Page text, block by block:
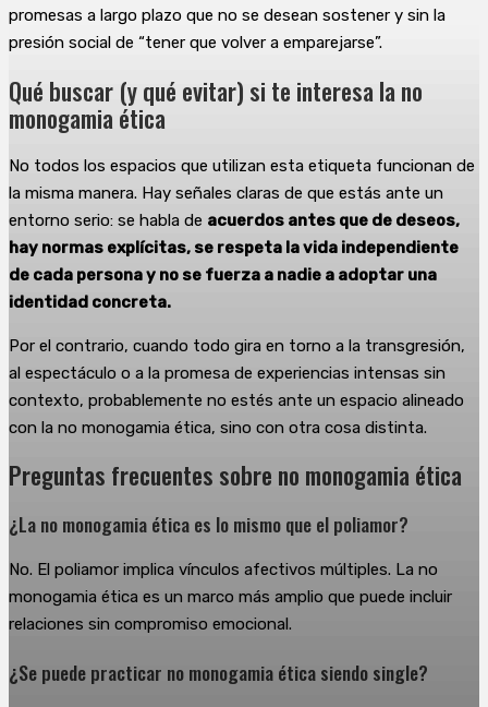
promesas a largo plazo que no se desean sostener y sin la
presión social de “tener que volver a emparejarse”.
Qué buscar (y qué evitar) si te interesa la no
monogamia ética
No todos los espacios que utilizan esta etiqueta funcionan de
la misma manera. Hay señales claras de que estás ante un
entorno serio: se habla de acuerdos antes que de deseos,
hay normas explícitas, se respeta la vida independiente
de cada persona y no se fuerza a nadie a adoptar una
identidad concreta.
Por el contrario, cuando todo gira en torno a la transgresión,
al espectáculo o a la promesa de experiencias intensas sin
contexto, probablemente no estés ante un espacio alineado
con la no monogamia ética, sino con otra cosa distinta.
Preguntas frecuentes sobre no monogamia ética
¿La no monogamia ética es lo mismo que el poliamor?
No. El poliamor implica vínculos afectivos múltiples. La no
monogamia ética es un marco más amplio que puede incluir
relaciones sin compromiso emocional.
¿Se puede practicar no monogamia ética siendo single?